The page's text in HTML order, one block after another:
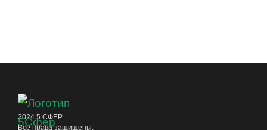
2024 5 СФЕР.
Все права защищены.